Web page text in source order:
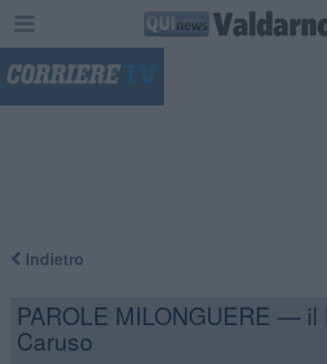
Indietro
PAROLE MILONGUERE —
Caruso